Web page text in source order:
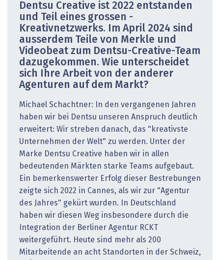
Dentsu Creative ist 2022 entstanden
und Teil eines grossen ­
Kreativnetzwerks. Im April 2024 sind
ausserdem Teile von Merkle und
Videobeat zum Dentsu-Creative-Team
dazugekommen. Wie unterscheidet
sich Ihre Arbeit von der anderer
Agenturen auf dem Markt?
Michael Schachtner: In den vergangenen Jahren
haben wir bei Dentsu unseren Anspruch deutlich
erweitert: Wir streben danach, das "kreativste
Unternehmen der Welt" zu werden. Unter der
Marke Dentsu Creative haben wir in allen
bedeutenden Märkten starke Teams aufgebaut.
Ein bemerkenswerter Erfolg dieser Bestrebungen
zeigte sich 2022 in Cannes, als wir zur "Agentur
des Jahres" gekürt wurden. In Deutschland
haben wir diesen Weg insbesondere durch die
Integration der Berliner Agentur RCKT
weitergeführt. Heute sind mehr als 200
Mitarbeitende an acht Standorten in der Schweiz,